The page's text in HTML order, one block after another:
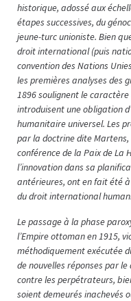
historique, adossé aux
étapes successives, du
jeune-turc unioniste. Bien
droit international (puis
convention des Nations
les premières analyses des
1896 soulignent le
introduisent une obligation
humanitaire universel. Les
par la doctrine dite Martens,
conférence de la Paix de La
l’innovation dans sa
antérieures, ont en fait été
du droit international
Le passage à la phase
l’Empire ottoman en 1915,
méthodiquement exécutée
de nouvelles réponses par
contre les perpétrateurs,
soient demeurés inachevés